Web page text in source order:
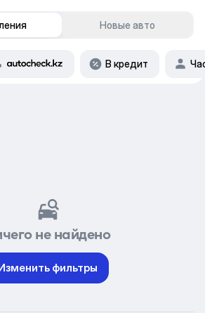
Новые авто
В кредит
не найдено
фильтры